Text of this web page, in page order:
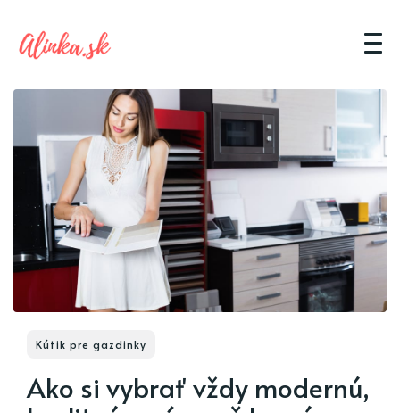
Kútik pre gazdinky
Ako si vybrať vždy modernú,